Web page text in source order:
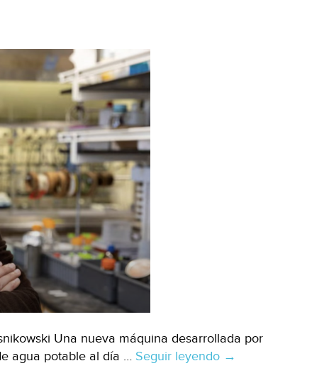
Una nueva máquina desarrollada por
agua potable al día … Seguir leyendo Internacional-
→